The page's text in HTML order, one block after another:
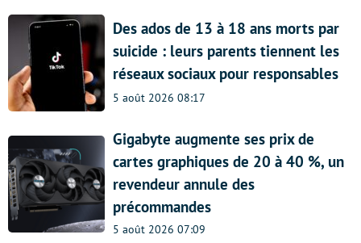
Des ados de 13 à 18 ans morts par
suicide : leurs parents tiennent les
réseaux sociaux pour responsables
5 août 2026 08:17
Gigabyte augmente ses prix de
cartes graphiques de 20 à 40 %, un
revendeur annule des
précommandes
5 août 2026 07:09